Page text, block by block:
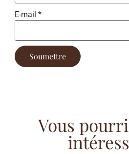
E-mail *
Vous